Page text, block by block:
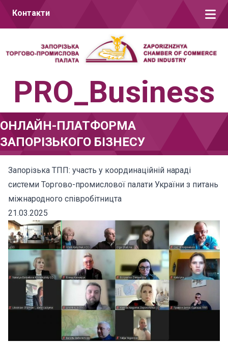
Контакти
PRO_Business
ОНЛАЙН-ПЛАТФОРМА
ЗАПОРІЗЬКОГО БІЗНЕСУ
Запорізька ТПП: участь у координаційній нараді
системи Торгово-промислової палати України з питань
міжнародного співробітницта
21.03.2025